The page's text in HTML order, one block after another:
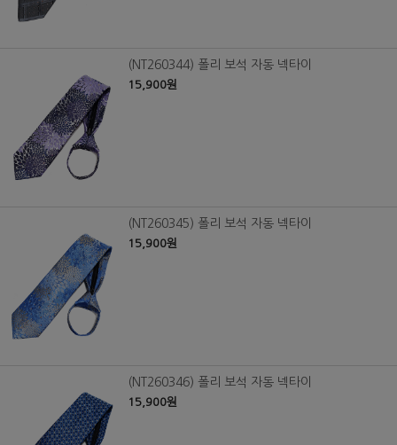
(NT260344) 폴리 보석 자동 넥타이
15,900원
(NT260345) 폴리 보석 자동 넥타이
15,900원
(NT260346) 폴리 보석 자동 넥타이
15,900원